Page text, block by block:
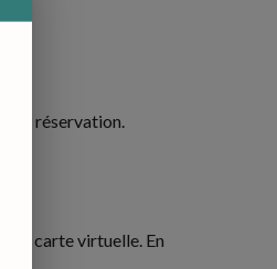
réservation.
ou carte virtuelle. En